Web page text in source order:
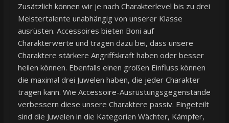
Zusätzlich können wir je nach Charakterlevel bis zu drei
Meistertalente unabhängig von unserer Klasse
ausrüsten. Accessoires bieten Boni auf
Charakterwerte und tragen dazu bei, dass unsere
Charaktere stärkere Angriffskraft haben oder besser
heilen können. Ebenfalls einen großen Einfluss können
die maximal drei Juwelen haben, die jeder Charakter
tragen kann. Wie Accessoire-Ausrüstungsgegenstände
verbessern diese unsere Charaktere passiv. Eingeteilt
sind die Juwelen in die Kategorien Wächter, Kämpfer,